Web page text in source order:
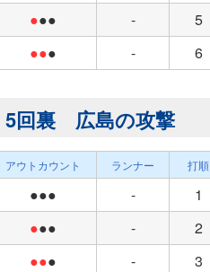
●●● - 5
●●● - 6
5回裏 広島の攻撃
アウトカウント ランナー 打順
●●● - 1
●●● - 2
●●● - 3